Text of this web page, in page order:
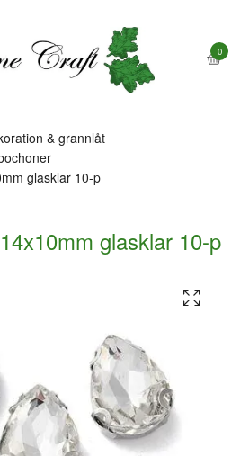
0
& grannlåt
glasklar 10-p
glasklar 10-p